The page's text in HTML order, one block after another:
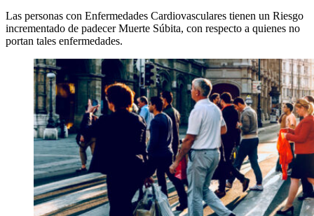
Las personas con Enfermedades Cardiovasculares tienen un Riesgo
incrementado de padecer Muerte Súbita, con respecto a quienes no
portan tales enfermedades.